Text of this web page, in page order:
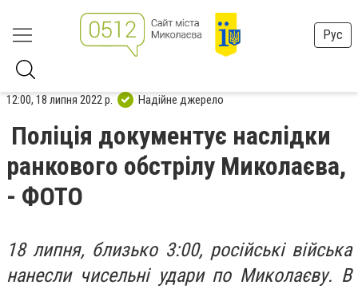
Рус
12:00, 18 липня 2022 р. Надійне джерело
Поліція документує наслідки
ранкового обстрілу Миколаєва,
- ФОТО
18 липня, близько 3:00, російські війська
нанесли чисельні удари по Миколаєву. В